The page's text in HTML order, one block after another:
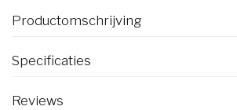
Productomschrijving
Specificaties
Reviews